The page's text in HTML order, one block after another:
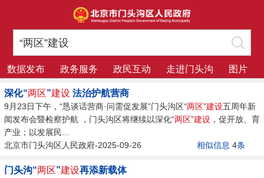
数据发布 政务服务 政民互动 走进门头沟 图片
深化“两区”建设 法治护航营商
9月23日下午，“恳谈话营商·问需促发展”门头沟区“两区”建设五周年新
闻发布会暨检察护航 ，门头沟区将继续以深化“两区”建设 ，促开放、育
产业；以发展民...
北京市门头沟区人民政府-2025-09-26
相似信息 4条
门头沟“两区”建设再添新载体